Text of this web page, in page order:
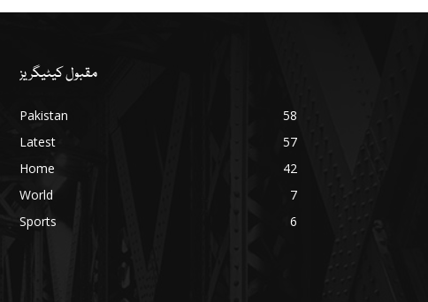
مقبول کیٹیگریز
Pakistan
58
Latest
57
Home
42
World
7
Sports
6